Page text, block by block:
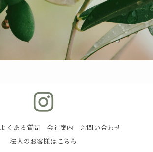
よくある質問 会社案内
お問い合わせ
法人のお客様はこちら